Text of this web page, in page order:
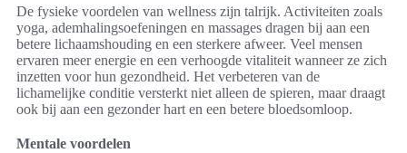
De fysieke voordelen van wellness zijn talrijk. Activiteiten zoals
yoga, ademhalingsoefeningen en massages dragen bij aan een
betere lichaamshouding en een sterkere afweer. Veel mensen
ervaren meer energie en een verhoogde vitaliteit wanneer ze zich
inzetten voor hun gezondheid. Het verbeteren van de
lichamelijke conditie versterkt niet alleen de spieren, maar draagt
ook bij aan een gezonder hart en een betere bloedsomloop.
Mentale voordelen